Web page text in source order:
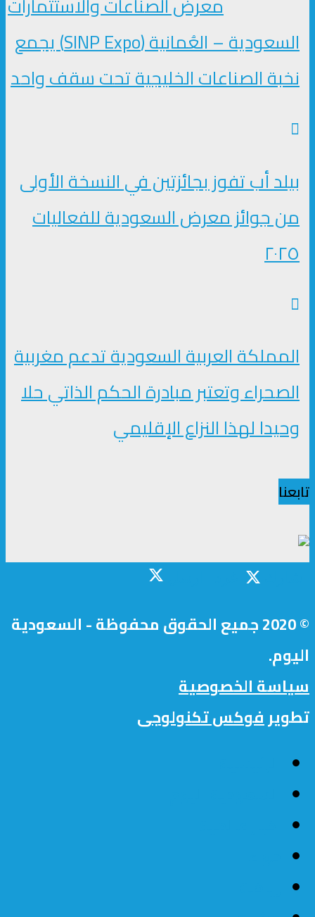
السعودية – العُمانية (SINP Expo) يجمع
نخبة الصناعات الخليجية تحت سقف واحد
بيلد أب تفوز بجائزتين في النسخة الأولى
من جوائز معرض السعودية للفعاليات
٢٠٢٥
المملكة العربية السعودية تدعم مغربية
الصحراء وتعتبر مبادرة الحكم الذاتي حلا
وحيدا لهذا النزاع الإقليمي
تابعنا
© 2020 جميع الحقوق محفوظة - السعودية
اليوم.
سياسة الخصوصية
تطويرفوكس تكنولوجى